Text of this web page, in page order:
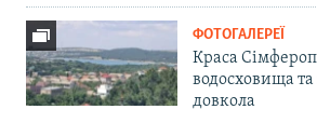
ФОТОГАЛЕРЕЇ
Краса
водосховища та
довкола